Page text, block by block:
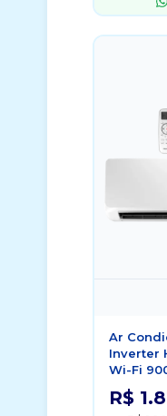
Ar
Inverter
Wi-Fi
R$